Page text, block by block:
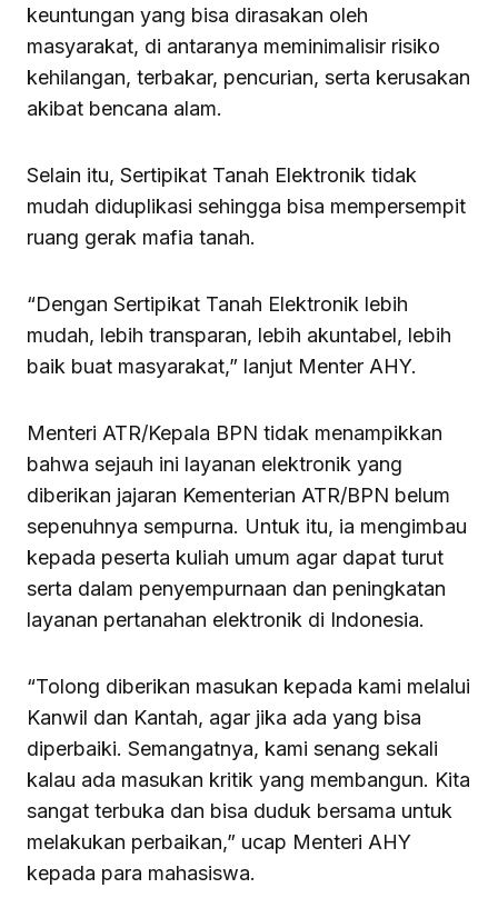
keuntungan yang bisa dirasakan oleh
masyarakat, di antaranya meminimalisir risiko
kehilangan, terbakar, pencurian, serta kerusakan
akibat bencana alam.
Selain itu, Sertipikat Tanah Elektronik tidak
mudah diduplikasi sehingga bisa mempersempit
ruang gerak mafia tanah.
“Dengan Sertipikat Tanah Elektronik lebih
mudah, lebih transparan, lebih akuntabel, lebih
baik buat masyarakat,” lanjut Menter AHY.
Menteri ATR/Kepala BPN tidak menampikkan
bahwa sejauh ini layanan elektronik yang
diberikan jajaran Kementerian ATR/BPN belum
sepenuhnya sempurna. Untuk itu, ia mengimbau
kepada peserta kuliah umum agar dapat turut
serta dalam penyempurnaan dan peningkatan
layanan pertanahan elektronik di Indonesia.
“Tolong diberikan masukan kepada kami melalui
Kanwil dan Kantah, agar jika ada yang bisa
diperbaiki. Semangatnya, kami senang sekali
kalau ada masukan kritik yang membangun. Kita
sangat terbuka dan bisa duduk bersama untuk
melakukan perbaikan,” ucap Menteri AHY
kepada para mahasiswa.